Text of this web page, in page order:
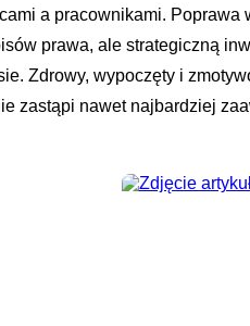
a pracownikami. Poprawa
prawa, ale strategiczną
Zdrowy, wypoczęty i
zastąpi nawet najbardziej